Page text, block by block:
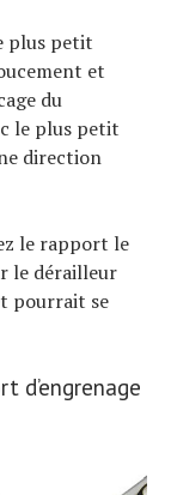
plus petit
et
du
le plus petit
direction
le rapport le
le dérailleur
pourrait se
d’engrenage